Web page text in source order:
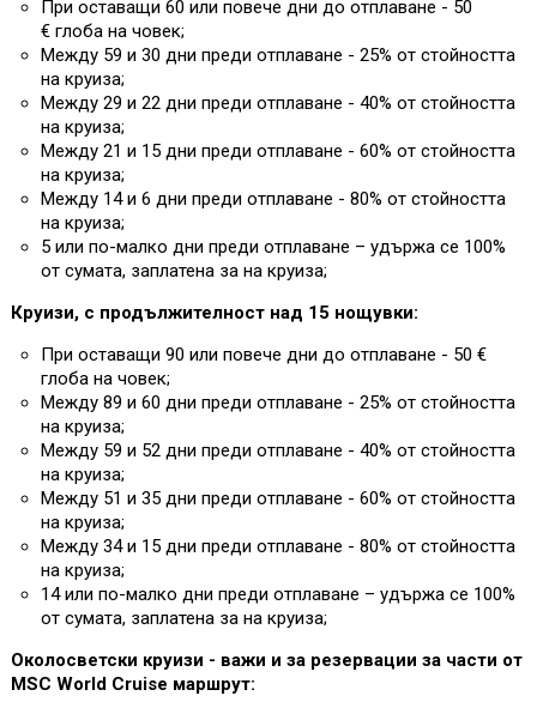
При оставащи 60 или повече дни до отплаване - 50
€ глоба на човек;
Между 59 и 30 дни преди отплаване - 25% от стойността
на круиза;
Между 29 и 22 дни преди отплаване - 40% от стойността
на круиза;
Между 21 и 15 дни преди отплаване - 60% от стойността
на круиза;
Между 14 и 6 дни преди отплаване - 80% от стойността
на круиза;
5 или по-малко дни преди отплаване – удържа се 100%
от сумата, заплатена за на круиза;
Круизи, с продължителност над 15 нощувки:
При оставащи 90 или повече дни до отплаване - 50 €
глоба на човек;
Между 89 и 60 дни преди отплаване - 25% от стойността
на круиза;
Между 59 и 52 дни преди отплаване - 40% от стойността
на круиза;
Между 51 и 35 дни преди отплаване - 60% от стойността
на круиза;
Между 34 и 15 дни преди отплаване - 80% от стойността
на круиза;
14 или по-малко дни преди отплаване – удържа се 100%
от сумата, заплатена за на круиза;
Околосветски круизи - важи и за резервации за части от
MSC World Cruise маршрут: